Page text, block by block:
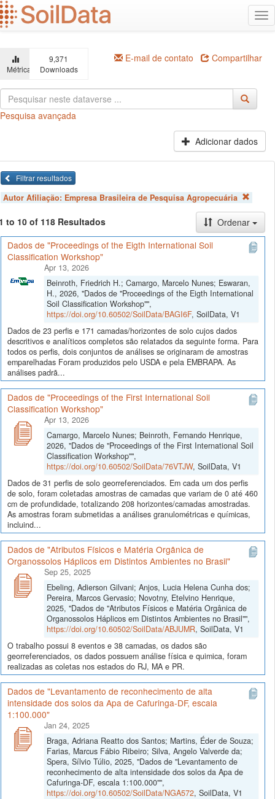
Ir
para
o
principal
Métricas
9,371
Downloads
E-mail de contato Compartilhar
Pesquisa avançada
Adicionar dados
Filtrar resultados
Autor Afiliação: Empresa Brasileira de Pesquisa Agropecuária
to 10 of 118 Resultados
Ordenar
Dados de "Proceedings of the Eigth International Soil
Classification Workshop"
Apr 13, 2026
Beinroth, Friedrich H.; Camargo, Marcelo Nunes; Eswaran,
H., 2026, "Dados de "Proceedings of the Eigth International
Soil Classification Workshop"",
https://doi.org/10.60502/SoilData/BAGI6F, SoilData, V1
Dados de 23 perfis e 171 camadas/horizontes de solo cujos dados
descritivos e analíticos completos são relatados da seguinte forma. Para
todos os perfis, dois conjuntos de análises se originaram de amostras
emparelhadas Foram produzidos pelo USDA e pela EMBRAPA. As
análises padrã...
Dados de "Proceedings of the First International Soil
Classification Workshop"
Apr 13, 2026
Camargo, Marcelo Nunes; Beinroth, Fernando Henrique,
2026, "Dados de "Proceedings of the First International Soil
Classification Workshop"",
https://doi.org/10.60502/SoilData/76VTJW, SoilData, V1
Dados de 31 perfis de solo georreferenciados. Em cada um dos perfis
de solo, foram coletadas amostras de camadas que variam de 0 até 460
cm de profundidade, totalizando 208 horizontes/camadas amostradas.
As amostras foram submetidas a análises granulométricas e químicas,
incluind...
Dados de "Atributos Físicos e Matéria Orgânica de
Organossolos Háplicos em Distintos Ambientes no Brasil"
Sep 25, 2025
Ebeling, Adierson Gilvani; Anjos, Lucia Helena Cunha dos;
Pereira, Marcos Gervasio; Novotny, Etelvino Henrique,
2025, "Dados de "Atributos Físicos e Matéria Orgânica de
Organossolos Háplicos em Distintos Ambientes no Brasil"",
https://doi.org/10.60502/SoilData/ABJUMR, SoilData, V1
O trabalho possui 8 eventos e 38 camadas, os dados são
georreferenciados, os dados possuem análise física e quimica, foram
realizadas as coletas nos estados do RJ, MA e PR.
Dados de "Levantamento de reconhecimento de alta
intensidade dos solos da Apa de Cafuringa-DF, escala
1:100.000"
Jan 24, 2025
Braga, Adriana Reatto dos Santos; Martins, Éder de Souza;
Farias, Marcus Fábio Ribeiro; Silva, Angelo Valverde da;
Spera, Sílvio Túlio, 2025, "Dados de "Levantamento de
reconhecimento de alta intensidade dos solos da Apa de
Cafuringa-DF, escala 1:100.000"",
https://doi.org/10.60502/SoilData/NGA572, SoilData, V1